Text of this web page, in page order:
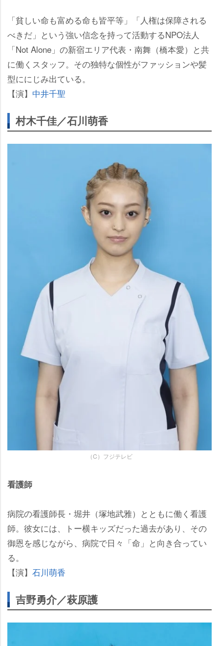
「貧しい命も富める命も皆平等」「人権は保障される
べきだ」という強い信念を持って活動するNPO法人
「Not Alone」の新宿エリア代表・南舞（橋本愛）と共
に働くスタッフ。その独特な個性がファッションや髪
型ににじみ出ている。
【演】 中井千聖
村木千佳／石川萌香
（C）フジテレビ
看護師
病院の看護師長・堀井（塚地武雅）とともに働く看護
師。彼女には、トー横キッズだった過去があり、その
御恩を感じながら、病院で日々「命」と向き合ってい
る。
【演】 石川萌香
吉野勇介／萩原護